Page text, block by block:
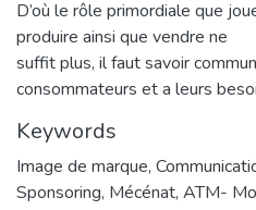
D’où le rôle primordiale que
produire ainsi que vendre ne
suffit plus, il faut savoir
consommateurs et a leurs
Keywords
Image de marque,
Sponsoring, Mécénat, ATM-